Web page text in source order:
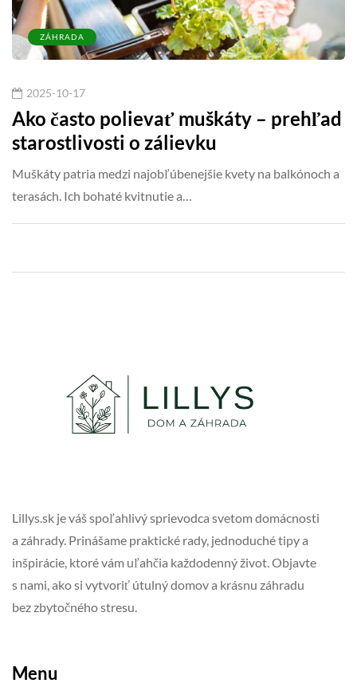
ZÁHRADA
2025-10-17
Ako často polievať muškáty – prehľad
starostlivosti o zálievku
Muškáty patria medzi najobľúbenejšie kvety na balkónoch a
terasách. Ich bohaté kvitnutie a…
Lillys.sk je váš spoľahlivý sprievodca svetom domácnosti
a záhrady. Prinášame praktické rady, jednoduché tipy a
inšpirácie, ktoré vám uľahčia každodenný život. Objavte
s nami, ako si vytvoriť útulný domov a krásnu záhradu
bez zbytočného stresu.
Menu